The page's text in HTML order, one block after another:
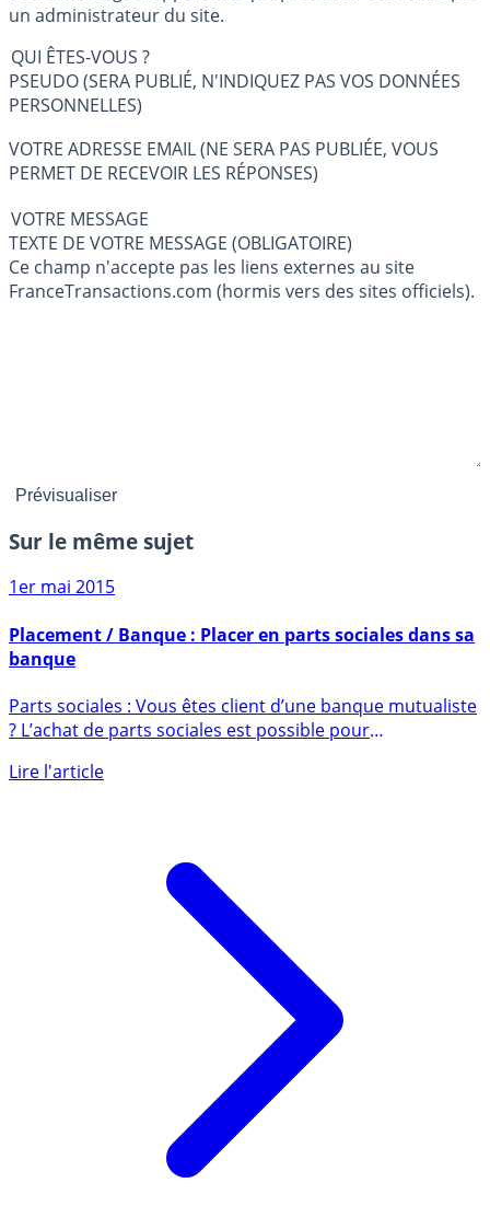
un administrateur du site.
QUI ÊTES-VOUS ?
PSEUDO (SERA PUBLIÉ, N'INDIQUEZ PAS VOS DONNÉES
PERSONNELLES)
VOTRE ADRESSE EMAIL (NE SERA PAS PUBLIÉE, VOUS
PERMET DE RECEVOIR LES RÉPONSES)
VOTRE MESSAGE
TEXTE DE VOTRE MESSAGE (OBLIGATOIRE)
Ce champ n'accepte pas les liens externes au site
FranceTransactions.com (hormis vers des sites officiels).
Sur le même sujet
1er mai 2015
banque
? L’achat de parts sociales est possible pour